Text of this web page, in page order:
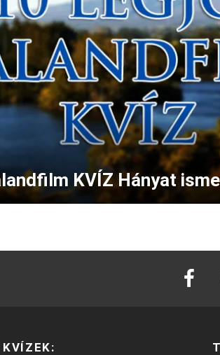
KVÍZ Hányat
KVÍZEK: